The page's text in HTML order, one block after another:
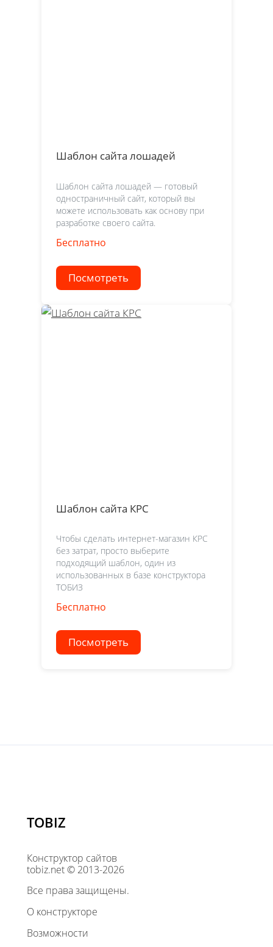
Шаблон сайта лошадей
Шаблон сайта лошадей — готовый
одностраничный сайт, который вы
можете использовать как основу при
разработке своего сайта.
Бесплатно
Посмотреть
Шаблон сайта КРС
Чтобы сделать интернет-магазин КРС
без затрат, просто выберите
подходящий шаблон, один из
использованных в базе конструктора
ТОБИЗ
Бесплатно
Посмотреть
TOBIZ
Конструктор сайтов
tobiz.net © 2013-2026
Все права защищены.
О конструкторе
Возможности